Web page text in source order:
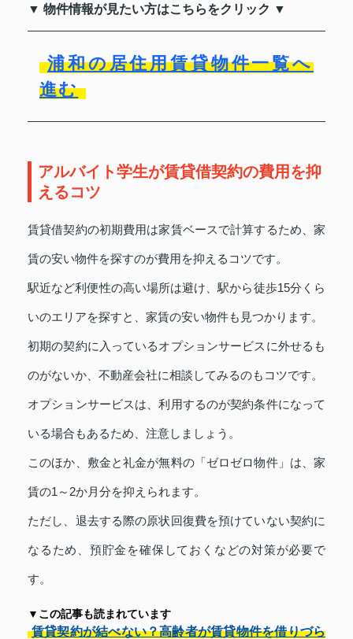
▼ 物件情報が見たい方はこちらをクリック ▼
浦和の居住用賃貸物件一覧へ
進む
アルバイト学生が賃貸借契約の費用を抑
えるコツ
賃貸借契約の初期費用は家賃ベースで計算するため、家
賃の安い物件を探すのが費用を抑えるコツです。
駅近など利便性の高い場所は避け、駅から徒歩15分くら
いのエリアを探すと、家賃の安い物件も見つかります。
初期の契約に入っているオプションサービスに外せるも
のがないか、不動産会社に相談してみるのもコツです。
オプションサービスは、利用するのが契約条件になって
いる場合もあるため、注意しましょう。
このほか、敷金と礼金が無料の「ゼロゼロ物件」は、家
賃の1～2か月分を抑えられます。
ただし、退去する際の原状回復費を預けていない契約に
なるため、預貯金を確保しておくなどの対策が必要で
す。
▼この記事も読まれています
賃貸契約が結べない？高齢者が賃貸物件を借りづら